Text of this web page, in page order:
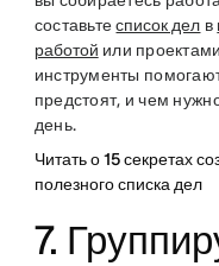
составьтесписок дел в
работой или
инструменты
предстоят, и чем
день.
Читать о 15 секретах
полезного списка дел
7.